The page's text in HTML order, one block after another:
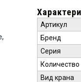
Артикул
Бренд
Серия
Вид крана